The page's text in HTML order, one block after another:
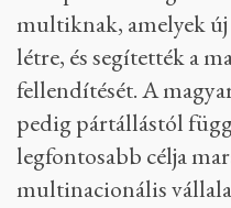
multiknak, amelyek
létre, és segítették a
fellendítését. A
pedig pártállástól
legfontosabb célja
multinacionális